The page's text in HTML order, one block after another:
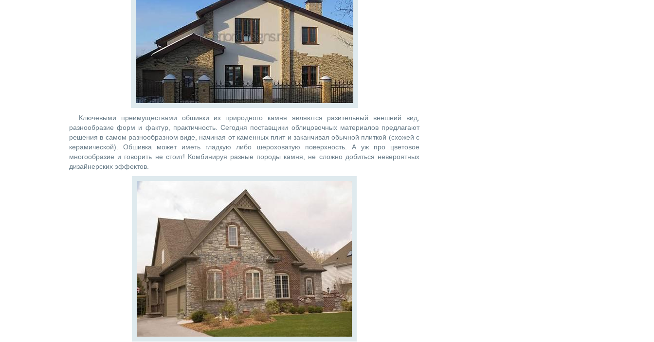
Ключевыми преимуществами обшивки из природного камня являются разительный внешний вид,
разнообразие форм и фактур, практичность. Сегодня поставщики облицовочных материалов предлагают
решения в самом разнообразном виде, начиная от каменных плит и заканчивая обычной плиткой (схожей с
керамической). Обшивка может иметь гладкую либо шероховатую поверхность. А уж про цветовое
многообразие и говорить не стоит! Комбинируя разные породы камня, не сложно добиться невероятных
дизайнерских эффектов.